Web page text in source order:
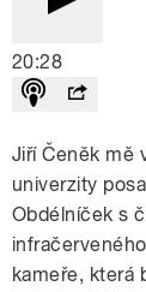
20:28
Jiří Čeněk mě
univerzity
Obdélníček s
kameře, která